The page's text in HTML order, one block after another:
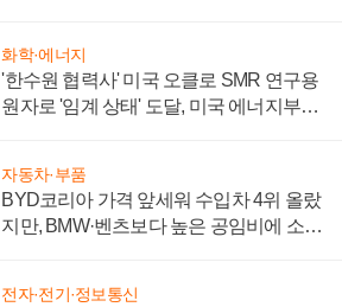
화학·에너지
'한수원 협력사' 미국 오클로 SMR 연구용
원자로 '임계 상태' 도달, 미국 에너지부
자동차·부품
BYD코리아 가격 앞세워 수입차 4위 올랐
지만, BMW·벤츠보다 높은 공임비에 소비
전자·전기·정보통신